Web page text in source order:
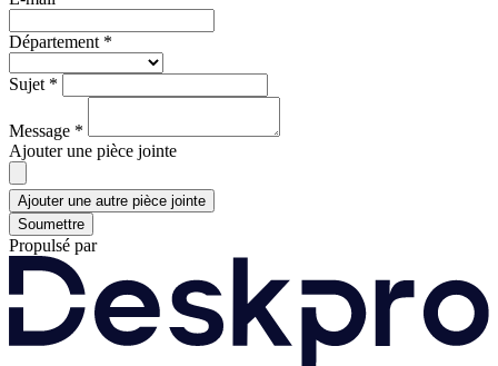
Département *
Sujet *
Message *
Ajouter une pièce jointe
Ajouter une autre pièce jointe
Soumettre
Propulsé par